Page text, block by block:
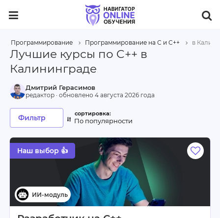
Программирование Программирование на С и C++ в
Лучшие курсы по C++ в
Калининграде
Наш выбор 👍
Дмитрий Герасимов
редактор · обновлено 4 августа 2026 года
Фильтр По популярности